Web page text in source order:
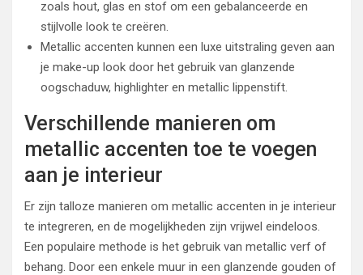
zoals hout, glas en stof om een gebalanceerde en
stijlvolle look te creëren.
Metallic accenten kunnen een luxe uitstraling geven aan
je make-up look door het gebruik van glanzende
oogschaduw, highlighter en metallic lippenstift.
Verschillende manieren om
metallic accenten toe te voegen
aan je interieur
Er zijn talloze manieren om metallic accenten in je interieur
te integreren, en de mogelijkheden zijn vrijwel eindeloos.
Een populaire methode is het gebruik van metallic verf of
behang. Door een enkele muur in een glanzende gouden of